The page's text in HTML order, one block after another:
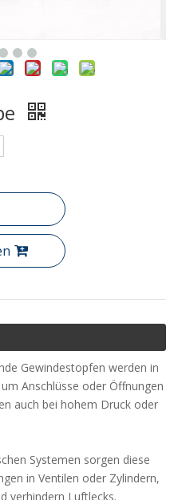
Gewindestopfen werden in
Anschlüsse oder Öffnungen
auch bei hohem Druck oder
Systemen sorgen diese
in Ventilen oder Zylindern,
verhindern Luftlecks.